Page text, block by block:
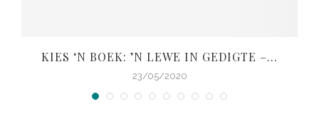
KIES ‘N BOEK: ’N LEWE IN GEDIGTE –...
23/05/2020